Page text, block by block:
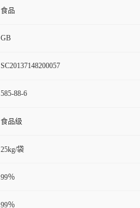
食品
GB
SC20137148200057
585-88-6
食品级
25kg/袋
99％
99％